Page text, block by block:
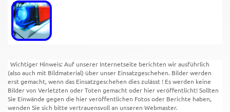
Wichtiger Hinweis: Auf unserer Internetseite berichten wir ausführlich
(also auch mit Bildmaterial) über unser Einsatzgeschehen. Bilder werden
erst gemacht, wenn das Einsatzgeschehen dies zulässt ! Es werden keine
Bilder von Verletzten oder Toten gemacht oder hier veröffentlicht! Sollten
Sie Einwände gegen die hier veröffentlichen Fotos oder Berichte haben,
wenden Sie sich bitte vertrauensvoll an unseren Webmaster.